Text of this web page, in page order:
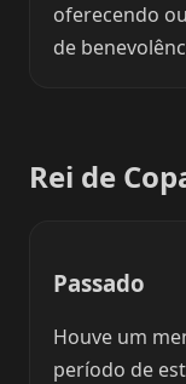
oferecendo
de
Rei de
Passado
Houve um
período de